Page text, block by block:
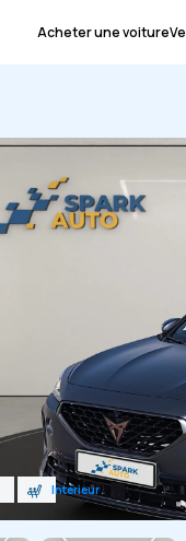
Acheter une voiture
Intérieur